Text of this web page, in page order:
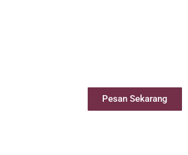
Pesan Sekarang